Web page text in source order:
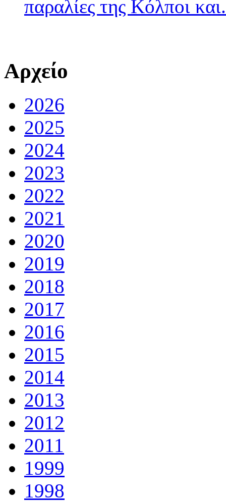
παραλίες της Κόλποι
Αρχείο
2026
2025
2024
2023
2022
2021
2020
2019
2018
2017
2016
2015
2014
2013
2012
2011
1999
1998